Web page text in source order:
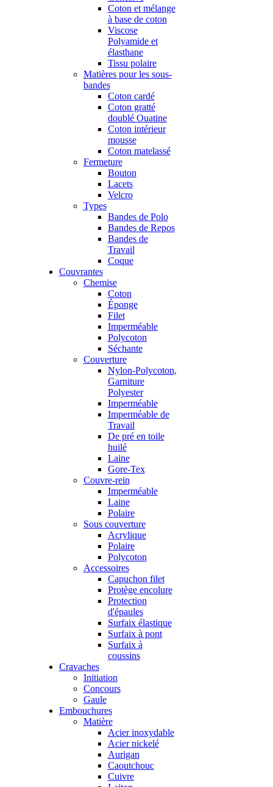
Coton et mélange
à base de coton
Viscose
Polyamide et
élasthane
Tissu polaire
Matières pour les sous-
bandes
Coton cardé
Coton gratté
doublé Ouatine
Coton intérieur
mousse
Coton matelassé
Fermeture
Bouton
Lacets
Velcro
Types
Bandes de Polo
Bandes de Repos
Bandes de
Travail
Coque
Couvrantes
Chemise
Coton
Éponge
Filet
Imperméable
Polycoton
Séchante
Couverture
Nylon-Polycoton,
Garniture
Polyester
Imperméable
Imperméable de
Travail
De pré en toile
huilé
Laine
Gore-Tex
Couvre-rein
Imperméable
Laine
Polaire
Sous couverture
Acrylique
Polaire
Polycoton
Accessoires
Capuchon filet
Protège encolure
Protection
d'épaules
Surfaix élastique
Surfaix à pont
Surfaix à
coussins
Cravaches
Initiation
Concours
Gaule
Embouchures
Matière
Acier inoxydable
Acier nickelé
Aurigan
Caoutchouc
Cuivre